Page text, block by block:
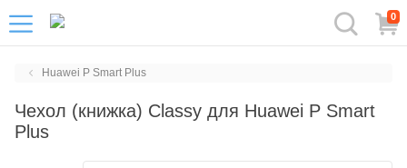
0
Huawei P Smart Plus
Чехол (книжка) Classy для Huawei P Smart
Plus